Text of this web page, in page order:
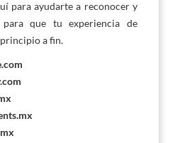
para ayudarte a reconocer y
para que tu experiencia de
principio a fin.